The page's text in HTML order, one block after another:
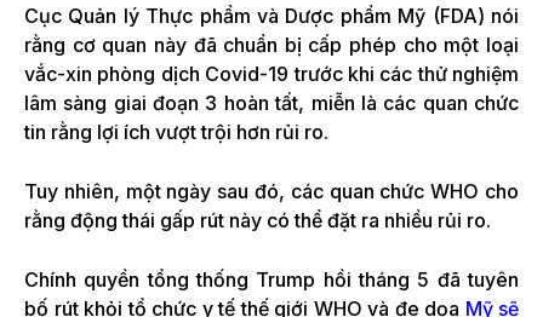
Cục Quản lý Thực phẩm và Dược phẩm Mỹ (FDA) nói
rằng cơ quan này đã chuẩn bị cấp phép cho một loại
vắc-xin phòng dịch Covid-19 trước khi các thử nghiệm
lâm sàng giai đoạn 3 hoàn tất, miễn là các quan chức
tin rằng lợi ích vượt trội hơn rủi ro.
Tuy nhiên, một ngày sau đó, các quan chức WHO cho
rằng động thái gấp rút này có thể đặt ra nhiều rủi ro.
Chính quyền tổng thống Trump hồi tháng 5 đã tuyên
bố rút khỏi tổ chức y tế thế giới WHO và đe dọa Mỹ sẽ